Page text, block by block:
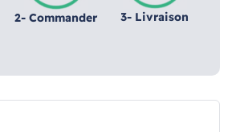
2- Commander 3- Livraison